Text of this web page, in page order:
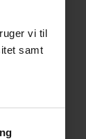
vi til
samt